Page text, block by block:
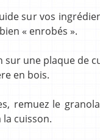
sur vos
« enrobés ».
une plaque de
en bois.
remuez le
cuisson.